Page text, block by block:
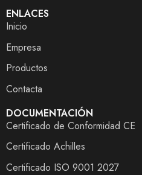
ENLACES
Inicio
Empresa
Productos
Contacta
DOCUMENTACIÓN
Certificado de Conformidad CE
Certificado Achilles
Certificado ISO 9001 2027